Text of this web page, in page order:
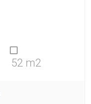
52 m2